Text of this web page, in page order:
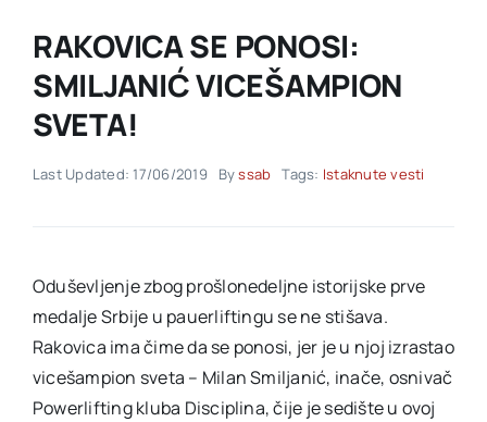
Akti SSAB
Kontakt
RAKOVICA SE PONOSI:
SMILJANIĆ VICEŠAMPION
SVETA!
Last Updated: 17/06/2019 Byssab Tags: Istaknute vesti
Oduševljenje zbog prošlonedeljne istorijske prve
medalje Srbije u pauerliftingu se ne stišava.
Rakovica ima čime da se ponosi, jer je u njoj izrastao
vicešampion sveta – Milan Smiljanić, inače, osnivač
Powerlifting kluba Disciplina, čije je sedište u ovoj